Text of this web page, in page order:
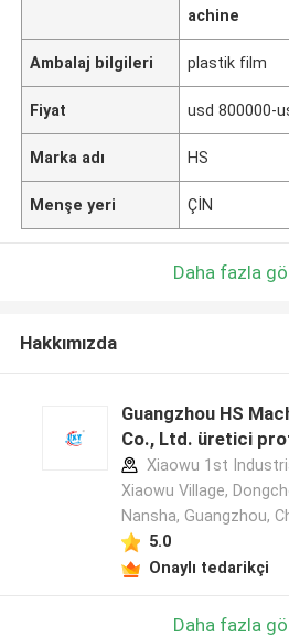
achine
Ambalaj bilgileri plastik film
Fiyat usd 800000-
Marka adı HS
Menşe yeri ÇİN
Daha fazla
Hakkımızda
Guangzhou HS
Co., Ltd. üretici
Xiaowu 1st
Xiaowu Village,
Nansha, Guangzhou,
5.0
Onaylı tedarikçi
Daha fazla